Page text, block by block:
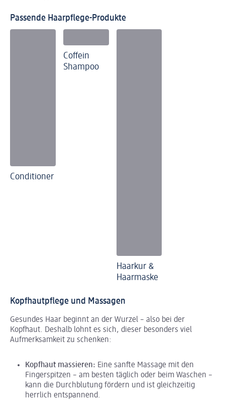
Passende Haarpflege-Produkte
Conditioner
Coffein
Shampoo
Haarkur &
Haarmaske
Kopfhautpflege und Massagen
Gesundes Haar beginnt an der Wurzel – also bei der
Kopfhaut. Deshalb lohnt es sich, dieser besonders viel
Aufmerksamkeit zu schenken:
Kopfhaut massieren: Eine sanfte Massage mit den
Fingerspitzen – am besten täglich oder beim Waschen –
kann die Durchblutung fördern und ist gleichzeitig
herrlich entspannend.